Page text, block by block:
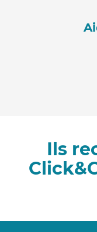
Ils